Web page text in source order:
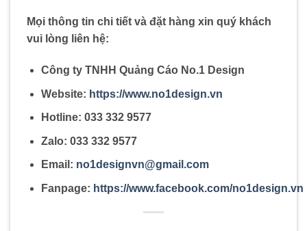
Mọi thông tin chi tiết và đặt hàng xin quý khách
vui lòng liên hệ:
Công ty TNHH Quảng Cáo No.1 Design
Website: https://www.no1design.vn
Hotline: 033 332 9577
Zalo: 033 332 9577
Email: no1designvn@gmail.com
Fanpage: https://www.facebook.com/no1design.vn